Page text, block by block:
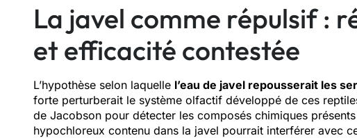
La javel comme répulsif :
et efficacité contestée
L’hypothèse selon laquelle l’eau de javel repousserait les
forte perturberait le système olfactif développé de ces
de Jacobson pour détecter les composés chimiques présents
hypochloreux contenu dans la javel pourrait interférer avec